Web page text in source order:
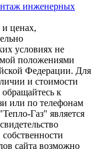
инженерных
и ценах,
условиях не
положениями
Федерации. Для
и стоимости
к
или по телефонам
Газ" является
сайта возможно